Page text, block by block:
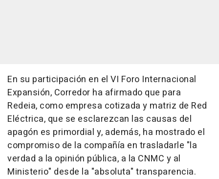
En su participación en el VI Foro Internacional
Expansión, Corredor ha afirmado que para
Redeia, como empresa cotizada y matriz de Red
Eléctrica, que se esclarezcan las causas del
apagón es primordial y, además, ha mostrado el
compromiso de la compañía en trasladarle "la
verdad a la opinión pública, a la CNMC y al
Ministerio" desde la "absoluta" transparencia.